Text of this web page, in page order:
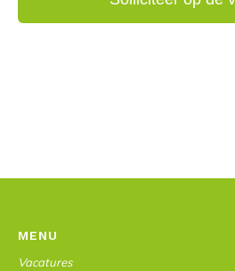
MENU
Vacatures